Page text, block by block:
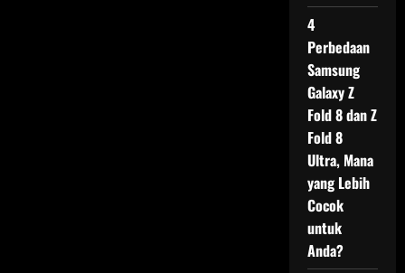
4
Perbedaan
Samsung
Galaxy Z
Fold 8 dan Z
Fold 8
Ultra, Mana
yang Lebih
Cocok
untuk
Anda?